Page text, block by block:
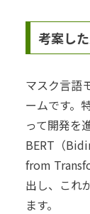
考案し
マスク言語
ームです。
って開発を
BERT（
from
出し、これ
ます。